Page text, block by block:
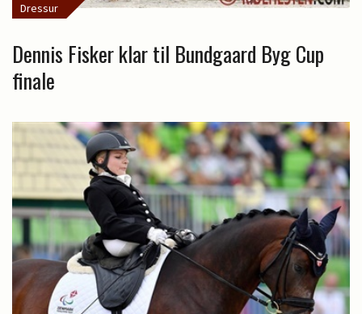
Dressur
Dennis Fisker klar til Bundgaard Byg Cup
finale